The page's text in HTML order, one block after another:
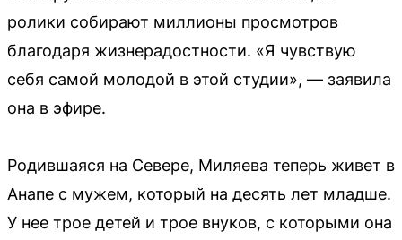
ролики собирают миллионы просмотров
благодаря жизнерадостности. «Я чувствую
себя самой молодой в этой студии», — заявила
она в эфире.
Родившаяся на Севере, Миляева теперь живет в
Анапе с мужем, который на десять лет младше.
У нее трое детей и трое внуков, с которыми она